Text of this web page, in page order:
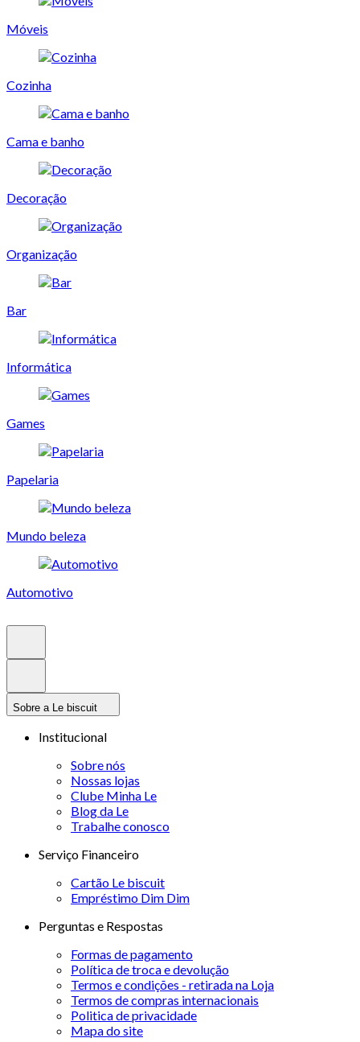
Móveis
Cozinha
Cama e banho
Decoração
Organização
Bar
Informática
Games
Papelaria
Mundo beleza
Automotivo
Sobre a Le biscuit
Institucional
Sobre nós
Nossas lojas
Clube Minha Le
Blog da Le
Trabalhe conosco
Serviço Financeiro
Cartão Le biscuit
Empréstimo Dim Dim
Perguntas e Respostas
Formas de pagamento
Política de troca e devolução
Termos e condições - retirada na Loja
Termos de compras internacionais
Politica de privacidade
Mapa do site